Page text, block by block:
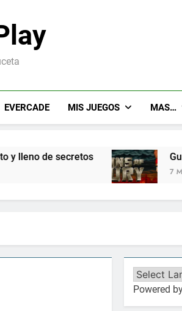
EVERCADE MIS JUEGOS MAS…
Guns of Fury – El
7 Meses Atrás
Powered